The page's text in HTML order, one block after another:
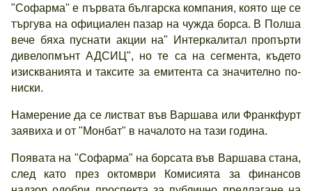
"Софарма" е първата българска компания, която ще се
търгува на официален пазар на чужда борса. В Полша
вече бяха пуснати акции на" Интеркалитал пропърти
дивелопмънт АДСИЦ", но те са на сегмента, където
изискванията и таксите за емитента са значително по-
ниски.
Намерение да се листват във Варшава или Франкфурт
заявиха и от "Монбат" в началото на тази година.
Появата на "Софарма" на борсата във Варшава стана,
след като през октомври Комисията за финансов